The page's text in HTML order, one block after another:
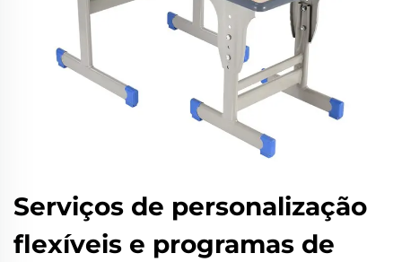
Serviços de personalização
flexíveis e programas de